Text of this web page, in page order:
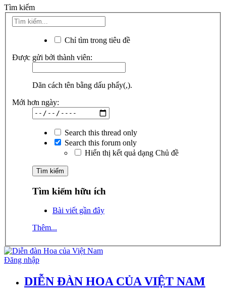
Tìm kiếm
Chỉ tìm trong tiêu đề
Được gửi bởi thành viên:
Dãn cách tên bằng dấu phẩy(,).
Mới hơn ngày:
Search this thread only
Search this forum only
Hiển thị kết quả dạng Chủ đề
Tìm kiếm hữu ích
Bài viết gần đây
Thêm...
Đăng nhập
DIỄN ĐÀN HOA CỦA VIỆT NAM